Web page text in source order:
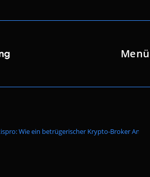
Menü
Wie ein betrügerischer Krypto-Broker